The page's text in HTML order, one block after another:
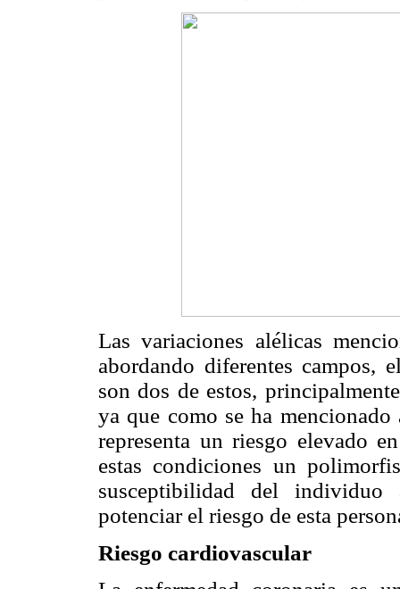
Las variaciones alélicas
abordando diferentes campos,
son dos de estos,
ya que como se ha
representa un riesgo elevado
estas condiciones un
susceptibilidad del individuo
potenciar el riesgo de esta
Riesgo cardiovascular